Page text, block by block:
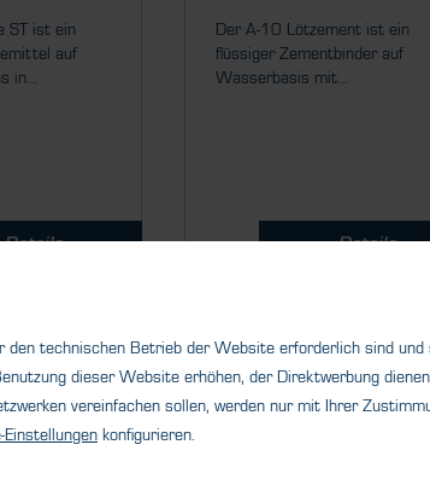
ST ist ein
auf
in...
Details
Der A-10 Lötzement ist ein
flüssiger Zementbinder auf
Wasserbasis mit...
Details
den technischen Betrieb der Website erforderlich sind
dieser Website erhöhen, der Direktwerbung
vereinfachen sollen, werden nur mit Ihrer
Einstellungen konfigurieren.